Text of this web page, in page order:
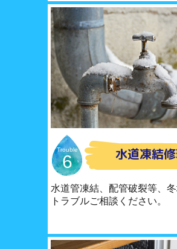
Trouble
6 水道凍結
水道管凍結、配管破裂等、
トラブルご相談ください。